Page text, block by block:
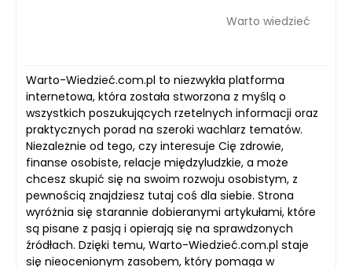
Warto wiedzieć
Warto-Wiedzieć.com.pl to niezwykła platforma
internetowa, która została stworzona z myślą o
wszystkich poszukujących rzetelnych informacji oraz
praktycznych porad na szeroki wachlarz tematów.
Niezależnie od tego, czy interesuje Cię zdrowie,
finanse osobiste, relacje międzyludzkie, a może
chcesz skupić się na swoim rozwoju osobistym, z
pewnością znajdziesz tutaj coś dla siebie. Strona
wyróżnia się starannie dobieranymi artykułami, które
są pisane z pasją i opierają się na sprawdzonych
źródłach. Dzięki temu, Warto-Wiedzieć.com.pl staje
się nieocenionym zasobem, który pomaga w